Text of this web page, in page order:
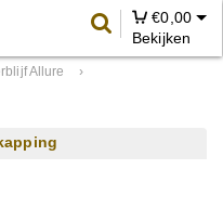
€0,00
Bekijken
Allure
›